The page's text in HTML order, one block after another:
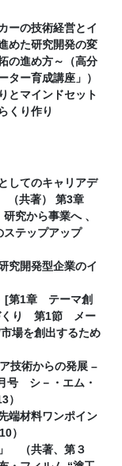
ーの技術経営とイ
めた研究開発の変
の進め方～（高分
ター育成講座」）
とマインドセット
くり作り
してのキャリアデ
（共著） 第3章
究から事業へ 、
ステップアップ
究開発型企業のイ
[第1章 テーマ創
くり 第1節 メー
場を創出するため
技術からの発展 –
号 シ－・エム・
）
端材料ワンポイン
）
」 （共著、第３